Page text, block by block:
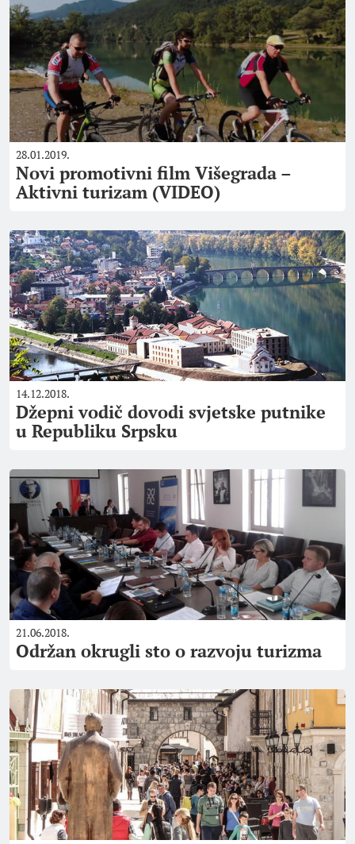
28.01.2019.
Novi promotivni film Višegrada –
Aktivni turizam (VIDEO)
14.12.2018.
Džepni vodič dovodi svjetske putnike
u Republiku Srpsku
21.06.2018.
Održan okrugli sto o razvoju turizma